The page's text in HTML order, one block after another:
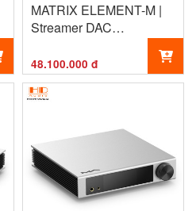
MATRIX ELEMENT-M |
Streamer DAC
48.100.000 đ